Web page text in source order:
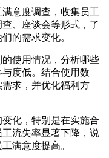
满意度调查，收集员工
、座谈会等形式，了
的需求变化。
使用情况，分析哪些
度低。结合使用数
求，并优化福利方
变化，特别是在实施合
流失率显著下降，说
满意度提高。